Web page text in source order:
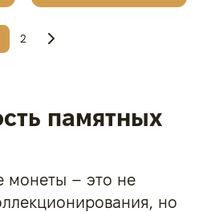
2
памятных
монеты – это не
но